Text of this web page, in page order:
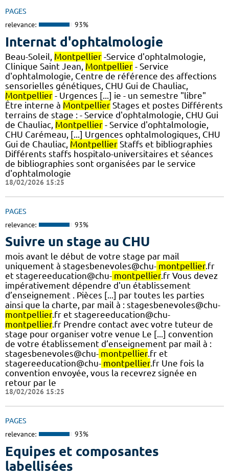
PAGES
relevance: 93%
Internat d'ophtalmologie
Beau-Soleil, Montpellier -Service d'ophtalmologie,
Clinique Saint Jean, Montpellier - Service
d'ophtalmologie, Centre de référence des affections
sensorielles génétiques, CHU Gui de Chauliac,
Montpellier - Urgences [...] ie - un semestre "libre"
Être interne à Montpellier Stages et postes Différents
terrains de stage : - Service d'ophtalmologie, CHU Gui
de Chauliac, Montpellier - Service d'ophtalmologie,
CHU Carémeau, [...] Urgences ophtalmologiques, CHU
Gui de Chauliac, Montpellier Staffs et bibliographies
Différents staffs hospitalo-universitaires et séances
de bibliographies sont organisées par le service
d'ophtalmologie
18/02/2026 15:25
PAGES
relevance: 93%
Suivre un stage au CHU
mois avant le début de votre stage par mail
uniquement à stagesbenevoles@chu- montpellier.fr
et stagereeducation@chu- montpellier.fr Vous devez
impérativement dépendre d'un établissement
d’enseignement . Pièces [...] par toutes les parties
ainsi que la charte, par mail à : stagesbenevoles@chu-
montpellier.fr et stagereeducation@chu-
montpellier.fr Prendre contact avec votre tuteur de
stage pour organiser votre venue Le [...] convention
de votre établissement d’enseignement par mail à :
stagesbenevoles@chu- montpellier.fr et
stagereeducation@chu- montpellier.fr Une fois la
convention envoyée, vous la recevrez signée en
retour par le
18/02/2026 15:25
PAGES
relevance: 93%
Equipes et composantes
labellisées